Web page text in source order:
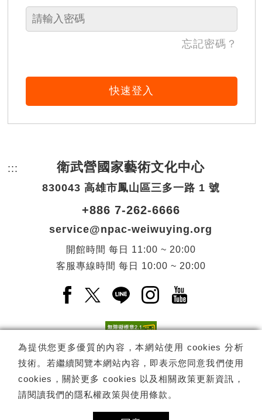
忘記密碼？
快速登入
為提供您更多優質的內容，本網站使用 cookies 分析
技術。若繼續閱覽本網站內容，即表示您同意我們使用
cookies，關於更多 cookies 以及相關政策更新資訊，
請閱讀我們的隱私權政策與使用條款 。
::: 頁尾網站資訊。
衛武營國家藝術文化中心
830043 高雄市鳳山區三多一路 1 號
+886 7-262-6666
service@npac-weiwuying.org
開館時間 每日
11:00 ~ 20:00
客服專線時間 每日 10:00 ~ 20:00
Facebook(另開新視窗)
X(另開新視窗)
LINE(另開新視窗)
Instagram(另開新視
YouTube(另開
電子報訂閱 訂閱
Copyright © 國家表演藝術中心 -衛武營國家藝術文化中心